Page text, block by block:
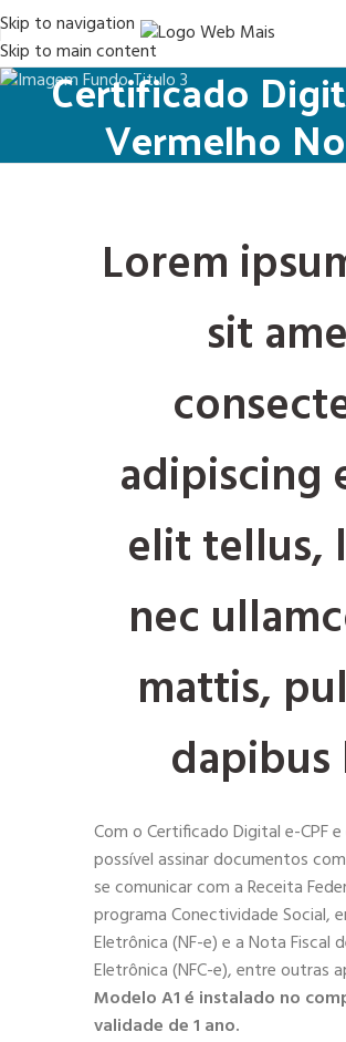
Skip to navigation
Skip to main content
Certificado
Vermelho
Lorem
sit
adipiscing
elit tellus,
nec
mattis,
dapibus
Com o Certificado Digital e-CPF e
possível assinar documentos
se comunicar com a Receita
programa Conectividade Social,
Eletrônica (NF-e) e a Nota Fiscal
Eletrônica (NFC-e), entre outras
Modelo A1 é instalado no
validade de 1 ano.